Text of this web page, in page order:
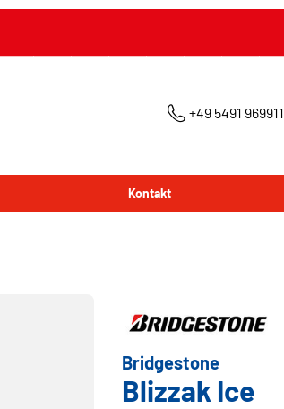
+49 5491 969911
Kontakt
Bridgestone
Blizzak Ice